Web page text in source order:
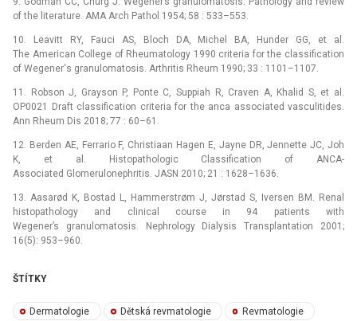
of the literature. AMA Arch Pathol 1954; 58 : 533–553.
10. Leavitt RY, Fauci AS, Bloch DA, Michel BA, Hunder GG, et al.
The American College of Rheumatology 1990 criteria for the classification
of Wegener‘s granulomatosis. Arthritis Rheum 1990; 33 : 1101–1107.
11. Robson J, Grayson P, Ponte C, Suppiah R, Craven A, Khalid S, et al.
OP0021 Draft classification criteria for the anca associated vasculitides.
Ann Rheum Dis 2018; 77 : 60–61.
12. Berden AE, Ferrario F, Christiaan Hagen E, Jayne DR, Jennette JC, Joh
K, et al. Histopathologic Classification of ANCA-
Associated Glomerulonephritis. JASN 2010; 21 : 1628–1636.
13. Aasarød K, Bostad L, Hammerstrøm J, Jørstad S, Iversen BM. Renal
histopathology and clinical course in 94 patients with
Wegener’s granulomatosis. Nephrology Dialysis Transplantation 2001;
16(5): 953–960.
ŠTÍTKY
Dermatologie Dětská revmatologie Revmatologie